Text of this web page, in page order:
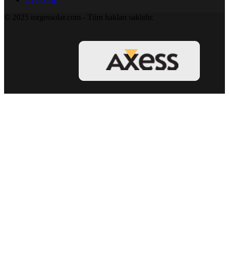
© 2025 torgessolar.com - Tüm hakları saklıdır.